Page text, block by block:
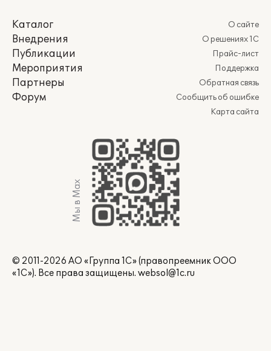
Каталог
Внедрения
Публикации
Мероприятия
Партнеры
Форум
О сайте
О решениях 1С
Прайс-лист
Поддержка
Обратная связь
Сообщить об ошибке
Карта сайта
Мы в Max
© 2011-2026 АО «Группа 1С» (правопреемник ООО
«1С»). Все права защищены. websol@1c.ru